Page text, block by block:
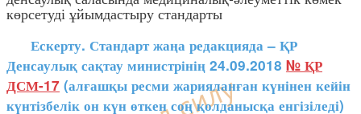
көрсетуді ұйымдастыру стандарты
Ескерту. Стандарт жаңа редакцияда – ҚР
Денсаулық сақтау министрінің 24.09.2018 № ҚР
ДСМ-17 (алғашқы ресми жарияланған күнінен кейін
күнтізбелік он күн өткен соң қолданысқа енгізіледі)